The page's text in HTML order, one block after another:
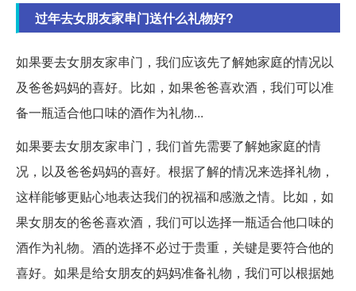
过年去女朋友家串门送什么礼物好?
如果要去女朋友家串门，我们应该先了解她家庭的情况以
及爸爸妈妈的喜好。比如，如果爸爸喜欢酒，我们可以准
备一瓶适合他口味的酒作为礼物...
如果要去女朋友家串门，我们首先需要了解她家庭的情
况，以及爸爸妈妈的喜好。根据了解的情况来选择礼物，
这样能够更贴心地表达我们的祝福和感激之情。比如，如
果女朋友的爸爸喜欢酒，我们可以选择一瓶适合他口味的
酒作为礼物。酒的选择不必过于贵重，关键是要符合他的
喜好。如果是给女朋友的妈妈准备礼物，我们可以根据她